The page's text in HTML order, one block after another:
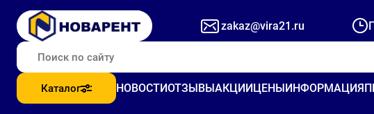
zakaz@vira21.ru
Каталог НОВОСТИОТЗЫВЫАКЦИИЦЕНЫИНФОРМАЦИЯ